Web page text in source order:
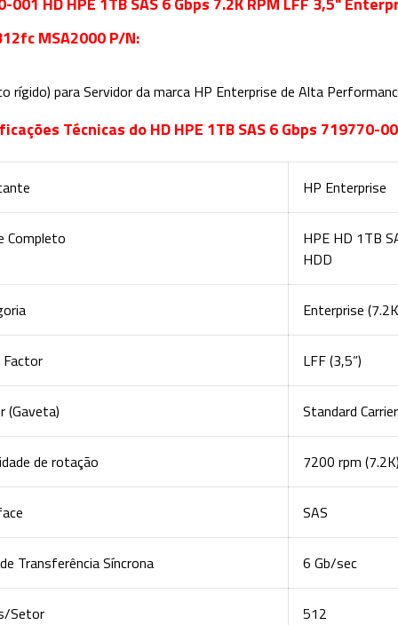
MSA2000 P/N:
rígido) para Servidor da marca HP Enterprise de Alta
Técnicas do HD HPE 1TB SAS 6 Gbps 719770-
HP Enterprise
Completo
HPE HD 1TB
HDD
Enterprise
LFF (3,5”)
(Gaveta) Standard
de rotação 7200 rpm
SAS
Transferência Síncrona 6 Gb/sec
Setor 512